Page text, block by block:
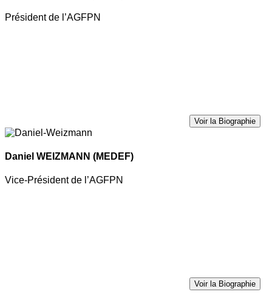
Président de l’AGFPN
Voir la Biographie
Daniel WEIZMANN (MEDEF)
Vice-Président de l’AGFPN
Voir la Biographie